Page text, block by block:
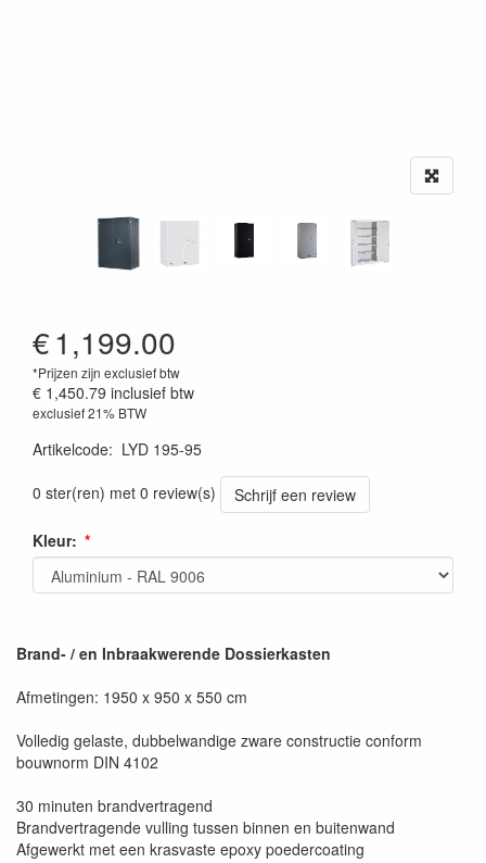
€1,199.00
*Prijzen zijn exclusief btw
€ 1,450.79 inclusief btw
exclusief 21% BTW
Artikelcode: LYD 195-95
0 ster(ren) met 0 review(s)
Schrijf een review
Kleur:
Brand- / en Inbraakwerende Dossierkasten
Afmetingen: 1950 x 950 x 550 cm
Volledig gelaste, dubbelwandige zware constructie conform
bouwnorm DIN 4102
30 minuten brandvertragend
Brandvertragende vulling tussen binnen en buitenwand
Afgewerkt met een krasvaste epoxy poedercoating